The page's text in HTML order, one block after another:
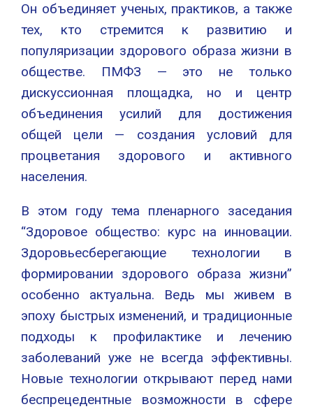
Он объединяет ученых, практиков, а также
тех, кто стремится к развитию и
популяризации здорового образа жизни в
обществе. ПМФЗ — это не только
дискуссионная площадка, но и центр
объединения усилий для достижения
общей цели — создания условий для
процветания здорового и активного
населения.
В этом году тема пленарного заседания
“Здоровое общество: курс на инновации.
Здоровьесберегающие технологии в
формировании здорового образа жизни”
особенно актуальна. Ведь мы живем в
эпоху быстрых изменений, и традиционные
подходы к профилактике и лечению
заболеваний уже не всегда эффективны.
Новые технологии открывают перед нами
беспрецедентные возможности в сфере